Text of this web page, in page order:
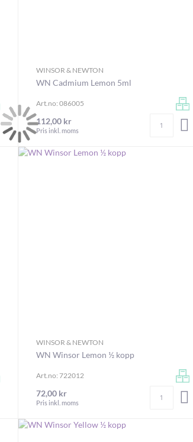
LÄGG I VARUKORGEN
WINSOR & NEWTON
WN Cadmium Lemon 5ml
Art.no: 086005
112,00 kr
Pris inkl. moms
LÄGG I VARUKORGEN
WINSOR & NEWTON
WN Winsor Lemon ½ kopp
Art.no: 722012
72,00 kr
Pris inkl. moms